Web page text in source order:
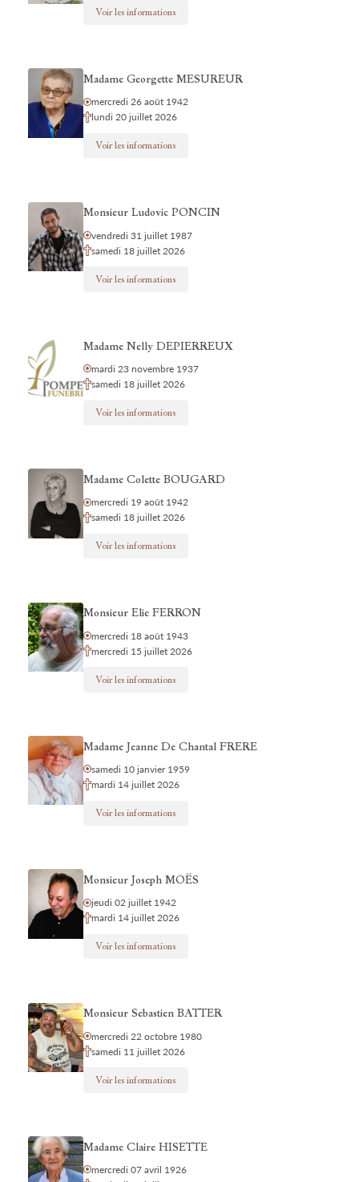
Voir les informations
Madame Georgette MESUREUR
mercredi 26 août 1942
lundi 20 juillet 2026
Voir les informations
Monsieur Ludovic PONCIN
vendredi 31 juillet 1987
samedi 18 juillet 2026
Voir les informations
Madame Nelly DEPIERREUX
mardi 23 novembre 1937
samedi 18 juillet 2026
Voir les informations
Madame Colette BOUGARD
mercredi 19 août 1942
samedi 18 juillet 2026
Voir les informations
Monsieur Elie FERRON
mercredi 18 août 1943
mercredi 15 juillet 2026
Voir les informations
Madame Jeanne De Chantal FRERE
samedi 10 janvier 1959
mardi 14 juillet 2026
Voir les informations
Monsieur Joseph MOËS
jeudi 02 juillet 1942
mardi 14 juillet 2026
Voir les informations
Monsieur Sebastien BATTER
mercredi 22 octobre 1980
samedi 11 juillet 2026
Voir les informations
Madame Claire HISETTE
mercredi 07 avril 1926